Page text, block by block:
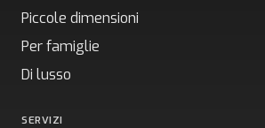
Piccole dimensioni
Per famiglie
Di lusso
SERVIZI